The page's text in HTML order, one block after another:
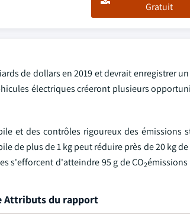
Gratuit
de dollars en 2019 et devrait enregistrer un
électriques créeront plusieurs
et des contrôles rigoureux des émissions
de plus de 1 kg peut réduire près de 20 kg de
s'efforcent d'atteindre 95 g de CO2émissions
Attributs du rapport